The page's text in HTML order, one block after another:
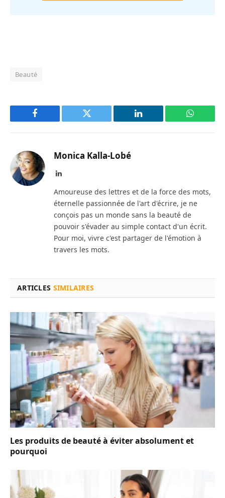
Beauté
Facebook Twitter LinkedIn
Monica Kalla-Lobé
LinkedIn
Amoureuse des lettres et de la force des mots,
éternelle passionnée de l'art d'écrire, je ne
conçois pas un monde sans la beauté de
pouvoir s'évader au simple contact d'un écrit.
Pour moi, vivre c'est partager de l'émotion à
travers les mots.
ARTICLES SIMILAIRES
Les produits de beauté à éviter absolument et
pourquoi